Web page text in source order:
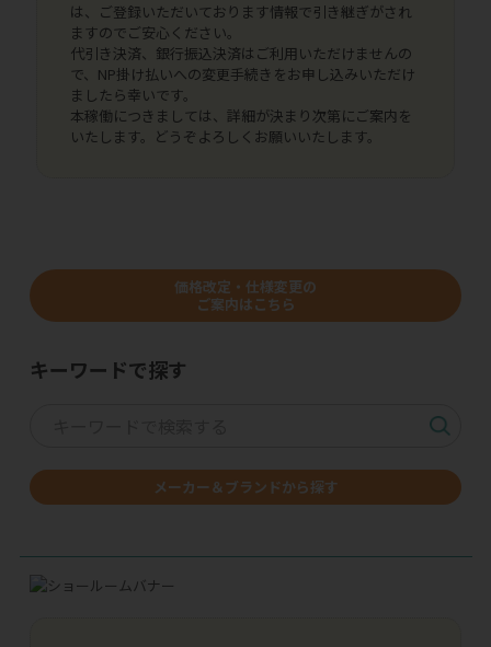
は、ご登録いただいております情報で引き継ぎがされ
ますのでご安心ください。
代引き決済、銀行振込決済はご利用いただけませんの
で、NP掛け払いへの変更手続きをお申し込みいただけ
ましたら幸いです。
本稼働につきましては、詳細が決まり次第にご案内を
いたします。どうぞよろしくお願いいたします。
価格改定・仕様変更の
ご案内はこちら
キーワードで探す
メーカー＆ブランドから探す